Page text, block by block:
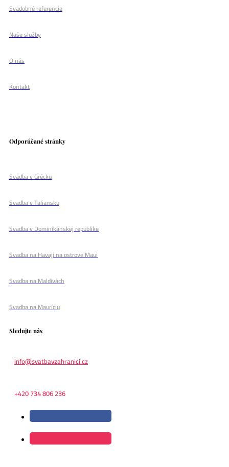
Svadobné referencie
Naše služby
O nás
Kontakt
Odporúčané stránky
Svadba v Grécku
Svadba v Taliansku
Svadba v Dominikánskej republike
Svadba na Havaji na ostrove Maui
Svadba na Maldivách
Svadba na Mauríciu
Sledujte nás
info@svatbavzahranici.cz
+420 734 806 236